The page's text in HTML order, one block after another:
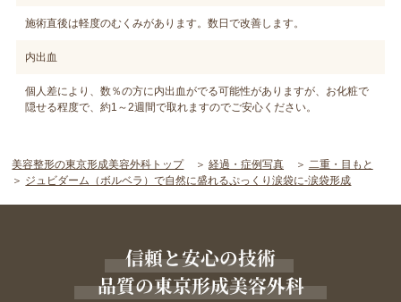
施術直後は軽度のむくみがあります。数日で改善します。
内出血
個人差により、数％の方に内出血がでる可能性がありますが、お化粧で
隠せる程度で、約1～2週間で取れますのでご安心ください。
美容整形の東京形成美容外科トップ 経過・症例写真
二重・目もと
ジュビダーム（ボルベラ）で自然に盛れるぷっくり涙袋に-涙袋形成
信頼と安心の技術
品質の東京形成美容外科